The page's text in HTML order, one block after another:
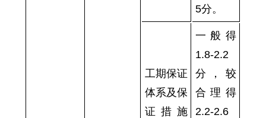
5分。
工期保证
体系及保
证措施
一般得
1.8-2.2
分，较
合理得
2.2-2.6